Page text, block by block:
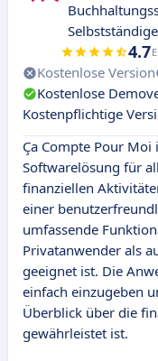
Selbstständige
4.7
Kostenlose Version
Kostenlose
Kostenpflichtige
Ça Compte Pour Moi
Softwarelösung für
finanziellen
einer
umfassende
Privatanwender als
geeignet ist. Die
einfach einzugeben
Überblick über die
gewährleistet ist.